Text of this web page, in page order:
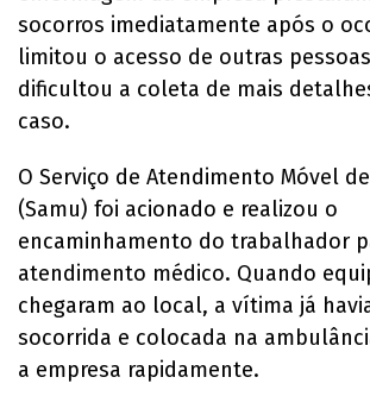
socorros imediatamente após o
limitou o acesso de outras
dificultou a coleta de mais
caso.
O Serviço de Atendimento Móvel
(Samu) foi acionado e realizou o
encaminhamento do trabalhador
atendimento médico. Quando
chegaram ao local, a vítima já
socorrida e colocada na
a empresa rapidamente.